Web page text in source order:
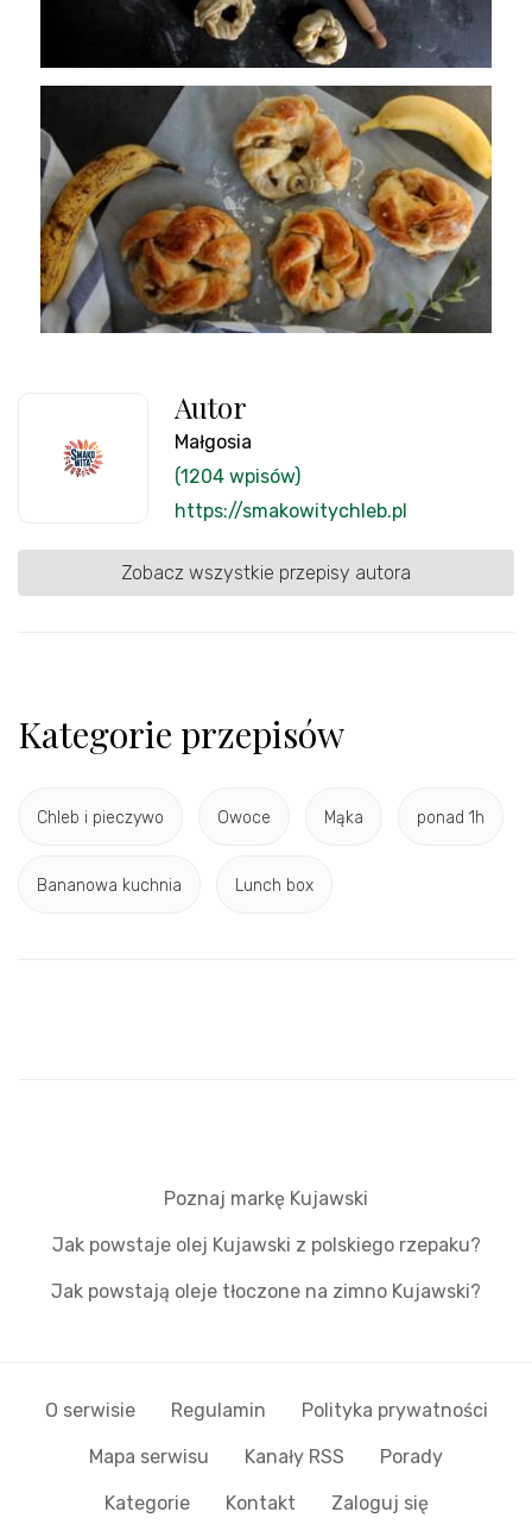
Autor
Małgosia
(1204 wpisów)
https://smakowitychleb.pl
Zobacz wszystkie przepisy autora
Kategorie przepisów
Chleb i pieczywo Owoce Mąka ponad 1h
Bananowa kuchnia Lunch box
Poznaj markę Kujawski
Jak powstaje olej Kujawski z polskiego rzepaku?
Jak powstają oleje tłoczone na zimno Kujawski?
O serwisie Regulamin Polityka prywatności
Mapa serwisu Kanały RSS Porady
Kategorie Kontakt Zaloguj się